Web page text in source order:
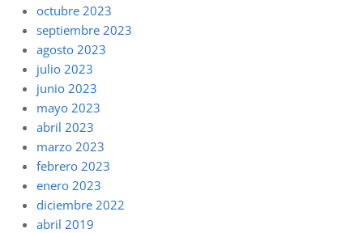
octubre 2023
septiembre 2023
agosto 2023
julio 2023
junio 2023
mayo 2023
abril 2023
marzo 2023
febrero 2023
enero 2023
diciembre 2022
abril 2019